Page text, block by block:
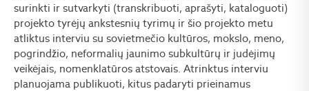
surinkti ir sutvarkyti (transkribuoti, aprašyti, kataloguoti)
projekto tyrėjų ankstesnių tyrimų ir šio projekto metu
atliktus interviu su sovietmečio kultūros, mokslo, meno,
pogrindžio, neformalių jaunimo subkultūrų ir judėjimų
veikėjais, nomenklatūros atstovais. Atrinktus interviu
planuojama publikuoti, kitus padaryti prieinamus